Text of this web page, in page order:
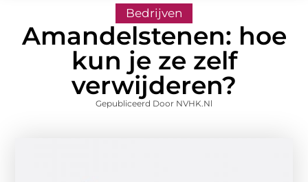
Bedrijven
Amandelstenen: hoe
kun je ze zelf
verwijderen?
Gepubliceerd Door NVHK.nl